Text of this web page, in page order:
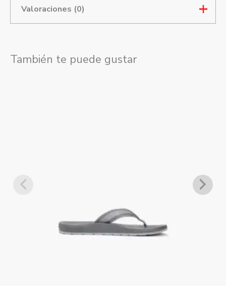
Talla
Color
Valoraciones (0)
También te puede gustar
página
de